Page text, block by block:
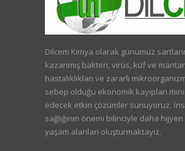
Dilcem Kimya olarak günümüz
kazanmış bakteri, virüs, küf ve
hastalıklıkları ve zararlı
sebep olduğu ekonomik kayıpları
edecek etkin çözümler sunuyoruz.
sağlığının önemi bilinciyle daha hijyen
yaşam alanları oluşturmaktayız.